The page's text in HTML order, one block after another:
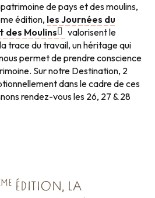
de pays et des moulins,
édition, les Journées du
des Moulins
valorisent le
trace du travail, un héritage qui
permet de prendre conscience
Sur notre Destination, 2
dans le cadre de ces
rendez-vous les 26, 27 & 28
ÉDITION, LA